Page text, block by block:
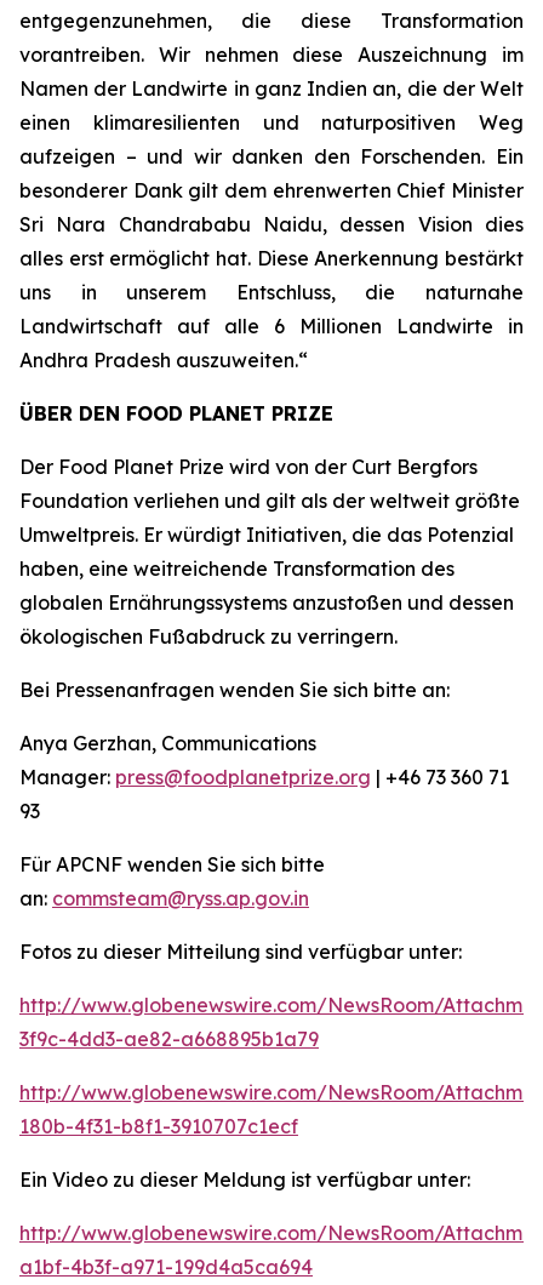
entgegenzunehmen, die diese Transformation
vorantreiben. Wir nehmen diese Auszeichnung im
Namen der Landwirte in ganz Indien an, die der Welt
einen klimaresilienten und naturpositiven Weg
aufzeigen – und wir danken den Forschenden. Ein
besonderer Dank gilt dem ehrenwerten Chief Minister
Sri Nara Chandrababu Naidu, dessen Vision dies
alles erst ermöglicht hat. Diese Anerkennung bestärkt
uns in unserem Entschluss, die naturnahe
Landwirtschaft auf alle 6 Millionen Landwirte in
Andhra Pradesh auszuweiten.“
ÜBER DEN FOOD PLANET PRIZE
Der Food Planet Prize wird von der Curt Bergfors
Foundation verliehen und gilt als der weltweit größte
Umweltpreis. Er würdigt Initiativen, die das Potenzial
haben, eine weitreichende Transformation des
globalen Ernährungssystems anzustoßen und dessen
ökologischen Fußabdruck zu verringern.
Bei Pressenanfragen wenden Sie sich bitte an:
Anya Gerzhan, Communications
Manager: press@foodplanetprize.org | +46 73 360 71
93
Für APCNF wenden Sie sich bitte
an: commsteam@ryss.ap.gov.in
Fotos zu dieser Mitteilung sind verfügbar unter:
http://www.globenewswire.com/NewsRoom/
3f9c-4dd3-ae82-a668895b1a79
http://www.globenewswire.com/NewsRoom/
180b-4f31-b8f1-3910707c1ecf
Ein Video zu dieser Meldung ist verfügbar unter:
http://www.globenewswire.com/NewsRoom/
a1bf-4b3f-a971-199d4a5ca694